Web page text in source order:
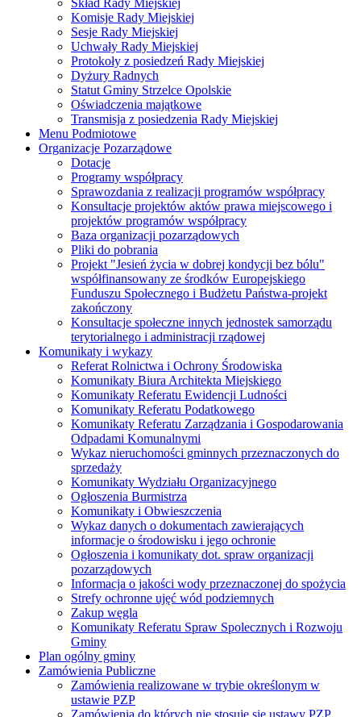
Skład Rady Miejskiej
Komisje Rady Miejskiej
Sesje Rady Miejskiej
Uchwały Rady Miejskiej
Protokoły z posiedzeń Rady Miejskiej
Dyżury Radnych
Statut Gminy Strzelce Opolskie
Oświadczenia majątkowe
Transmisja z posiedzenia Rady Miejskiej
Menu Podmiotowe
Organizacje Pozarządowe
Dotacje
Programy współpracy
Sprawozdania z realizacji programów współpracy
Konsultacje projektów aktów prawa miejscowego i
projektów programów współpracy
Baza organizacji pozarządowych
Pliki do pobrania
Projekt "Jesień życia w dobrej kondycji bez bólu"
współfinansowany ze środków Europejskiego
Funduszu Społecznego i Budżetu Państwa-projekt
zakończony
Konsultacje społeczne innych jednostek samorządu
terytorialnego i administracji rządowej
Komunikaty i wykazy
Referat Rolnictwa i Ochrony Środowiska
Komunikaty Biura Architekta Miejskiego
Komunikaty Referatu Ewidencji Ludności
Komunikaty Referatu Podatkowego
Komunikaty Referatu Zarządzania i Gospodarowania
Odpadami Komunalnymi
Wykaz nieruchomości gminnych przeznaczonych do
sprzedaży
Komunikaty Wydziału Organizacyjnego
Ogłoszenia Burmistrza
Komunikaty i Obwieszczenia
Wykaz danych o dokumentach zawierających
informacje o środowisku i jego ochronie
Ogłoszenia i komunikaty dot. spraw organizacji
pozarządowych
Informacja o jakości wody przeznaczonej do spożycia
Strefy ochronne ujęć wód podziemnych
Zakup węgla
Komunikaty Referatu Spraw Spolecznych i Rozwoju
Gminy
Plan ogólny gminy
Zamówienia Publiczne
Zamówienia realizowane w trybie określonym w
ustawie PZP
Zamówienia do których nie stosuje się ustawy PZP